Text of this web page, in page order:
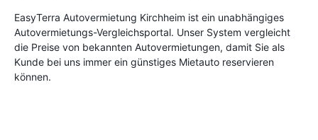
EasyTerra Autovermietung Kirchheim ist ein unabhängiges
Autovermietungs-Vergleichsportal. Unser System vergleicht
die Preise von bekannten Autovermietungen, damit Sie als
Kunde bei uns immer ein günstiges Mietauto reservieren
können.